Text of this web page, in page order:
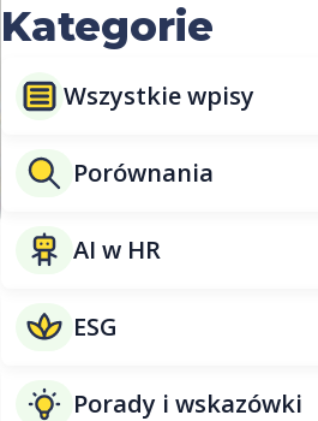
Kategorie
Wszystkie wpisy
Porównania
AI w HR
ESG
Porady i wskazówki